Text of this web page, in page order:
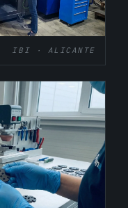
IBI · ALICANTE